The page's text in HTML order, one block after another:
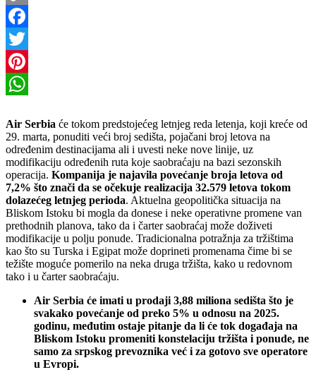
Copy
Link
Facebook
Twitter
Pinterest
Air Serbia će tokom predstojećeg letnjeg reda letenja, koji kreće od
29. marta, ponuditi veći broj sedišta, pojačani broj letova na
određenim destinacijama ali i uvesti neke nove linije, uz
modifikaciju određenih ruta koje saobraćaju na bazi sezonskih
operacija. Kompanija je najavila povećanje broja letova od
7,2% što znači da se očekuje realizacija 32.579 letova tokom
dolazećeg letnjeg perioda. Aktuelna geopolitička situacija na
Bliskom Istoku bi mogla da donese i neke operativne promene van
prethodnih planova, tako da i čarter saobraćaj može doživeti
modifikacije u polju ponude. Tradicionalna potražnja za tržištima
kao što su Turska i Egipat može doprineti promenama čime bi se
težište moguće pomerilo na neka druga tržišta, kako u redovnom
tako i u čarter saobraćaju.
Air Serbia će imati u prodaji 3,88 miliona sedišta što je
svakako povećanje od preko 5% u odnosu na 2025.
godinu, međutim ostaje pitanje da li će tok događaja na
Bliskom Istoku promeniti konstelaciju tržišta i ponude, ne
samo za srpskog prevoznika već i za gotovo sve operatore
u Evropi.